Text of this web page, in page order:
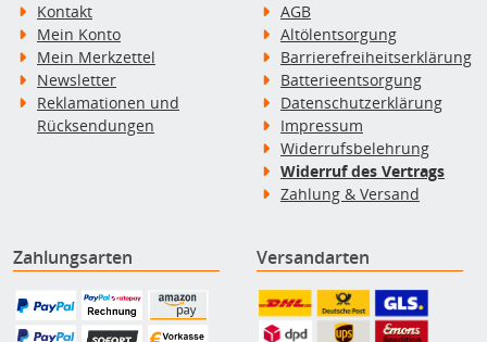
Kontakt
Mein Konto
Mein Merkzettel
Newsletter
Reklamationen und
Rücksendungen
AGB
Altölentsorgung
Barrierefreiheitserklärung
Batterieentsorgung
Datenschutzerklärung
Impressum
Widerrufsbelehrung
Widerruf des Vertrags
Zahlung & Versand
Zahlungsarten Versandarten